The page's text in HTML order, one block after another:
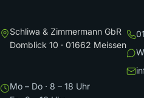
Schliwa & Zimmermann GbR
Domblick 10 · 01662 Meissen
Mo – Do · 8 – 18 Uhr